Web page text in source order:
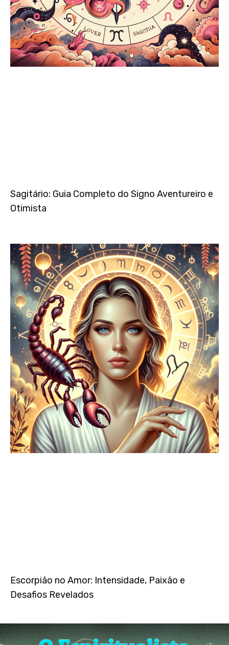
Sagitário: Guia Completo do Signo Aventureiro e
Otimista
Escorpião no Amor: Intensidade, Paixão e
Desafios Revelados